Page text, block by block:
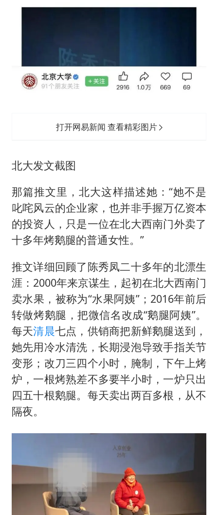
打开网易新闻 查看精彩图片
北大发文截图
那篇推文里，北大这样描述她：“她不是
叱咤风云的企业家，也并非手握万亿资本
的投资人，只是一位在北大西南门外卖了
十多年烤鹅腿的普通女性。”
推文详细回顾了陈秀凤二十多年的北漂生
涯：2000年来京谋生，起初在北大西南门
卖水果，被称为“水果阿姨”；2016年前后
转做烤鹅腿，把微信名改成“鹅腿阿姨”。
每天清晨七点，供销商把新鲜鹅腿送到，
她先用冷水清洗，长期浸泡导致手指关节
变形；改刀三四个小时，腌制，下午上烤
炉，一根烤熟差不多要半小时，一炉只出
四五十根鹅腿。每天卖出两百多根，从不
隔夜。